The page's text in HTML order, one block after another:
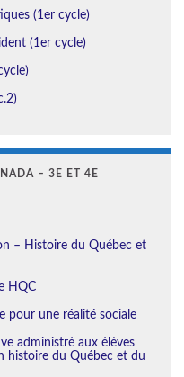
(1er cycle)
(1er cycle)
– 3E ET 4E
– Histoire du Québec et
HQC
pour une réalité sociale
administré aux élèves
histoire du Québec et du